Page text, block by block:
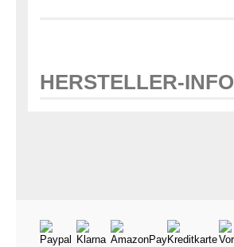
HERSTELLER-INFO